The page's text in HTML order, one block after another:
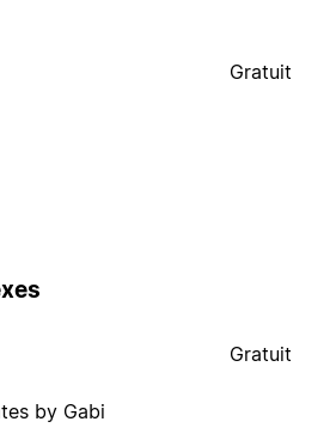
Gratuit
by Gabi
Gratuit